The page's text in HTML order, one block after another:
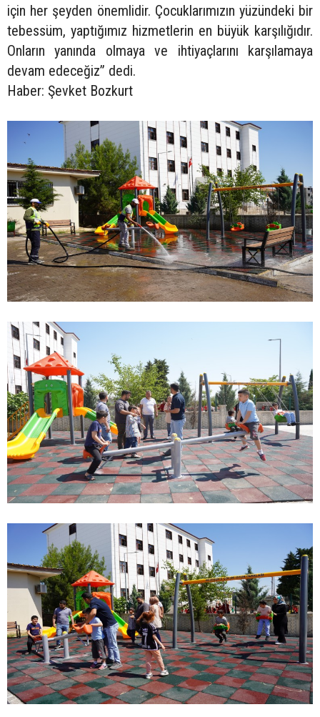
için her şeyden önemlidir. Çocuklarımızın yüzündeki bir
tebessüm, yaptığımız hizmetlerin en büyük karşılığıdır.
Onların yanında olmaya ve ihtiyaçlarını karşılamaya
devam edeceğiz” dedi.
Haber: Şevket Bozkurt